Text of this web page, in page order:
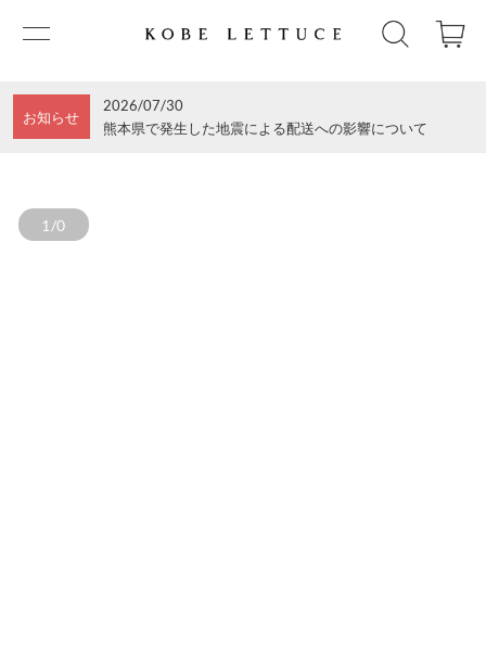
お知らせ
2026/07/30
熊本県で発生した地震による配送への影響について
1/0